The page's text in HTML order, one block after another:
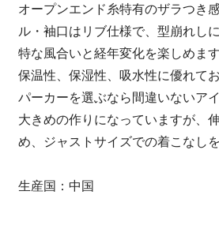
オープンエンド糸特有のザラつき
ル・袖口はリブ仕様で、型崩れし
特な風合いと経年変化を楽しめます
保温性、保湿性、吸水性に優れて
パーカーを選ぶなら間違いないアイ
大きめの作りになっていますが、
め、ジャストサイズでの着こなし
生産国：中国